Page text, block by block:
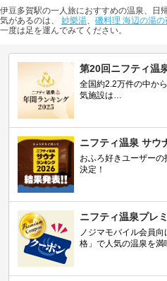
伊豆多賀駅の一人旅におすすめの温泉、日
気があるのは、 妙樂湯、 磯料理 海辺の湯の
一度は足を運んでみてください。
第20回ニフティ温
全国約2.2万件の中か
気施設は…
ニフティ温泉 サウ
おふろ好きユーザー
決定！
ニフティ温泉プレ
ノジマモバイル会員
格」で人気の温泉を満